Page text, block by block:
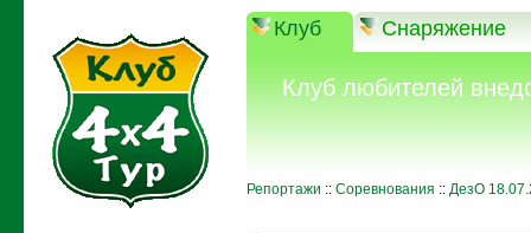
Клуб Снаряжение
Клуб любителей
Репортажи :: Соревнования :: ДезО